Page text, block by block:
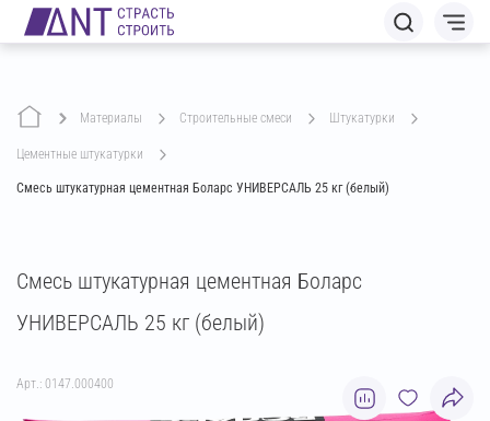
Материалы строительные смеси штукатурки
цементные штукатурки
Смесь штукатурная цементная Боларс УНИВЕРСАЛЬ 25 кг (белый)
Смесь штукатурная цементная Боларс
УНИВЕРСАЛЬ 25 кг (белый)
Арт.: 0147.000400